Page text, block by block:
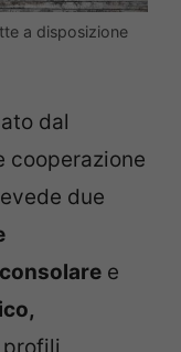
a disposizione
dal
cooperazione
due
e